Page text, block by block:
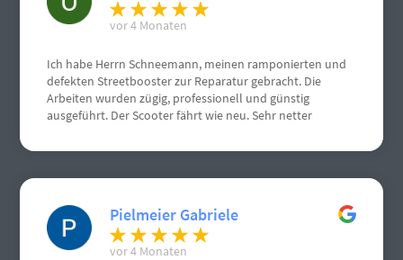
vor 4 Monaten
Ich habe Herrn Schneemann, meinen ramponierten und
defekten Streetbooster zur Reparatur gebracht. Die
Arbeiten wurden zügig, professionell und günstig
ausgeführt. Der Scooter fährt wie neu. Sehr netter
Pielmeier Gabriele
vor 4 Monaten